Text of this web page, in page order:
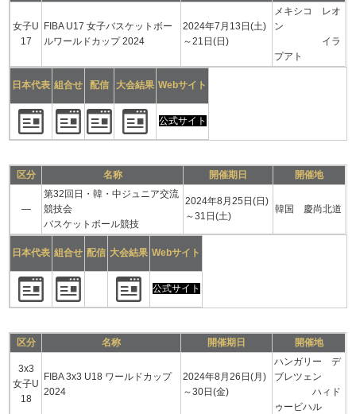
女子U
17
FIBA U17 女子バスケットボー
ルワールドカップ 2024
2024年7月13日(土)
～21日(日)
メキシコ レオ
ン
イラ
プアト
日本代表 組合せ 配信 大会結果 Webサイト
公式サイト
区分 名称 開催期日 開催地
―
第32回日・韓・中ジュニア交流
競技会
バスケットボール競技
2024年8月25日(日)
～31日(土)
韓国 慶尚北道
日本代表 組合せ 配信 大会結果 Webサイト
公式サイト
区分 名称 開催期日 開催地
3x3
女子U
18
FIBA 3x3 U18 ワールドカップ
2024
2024年8月26日(月)
～30日(金)
ハンガリー デ
ブレツェン
ハィド
ゥービハル